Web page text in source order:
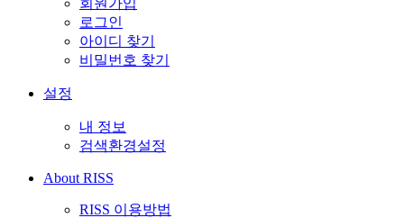
회원가입
로그인
아이디 찾기
비밀번호 찾기
설정
내 정보
검색환경설정
About RISS
RISS 이용방법